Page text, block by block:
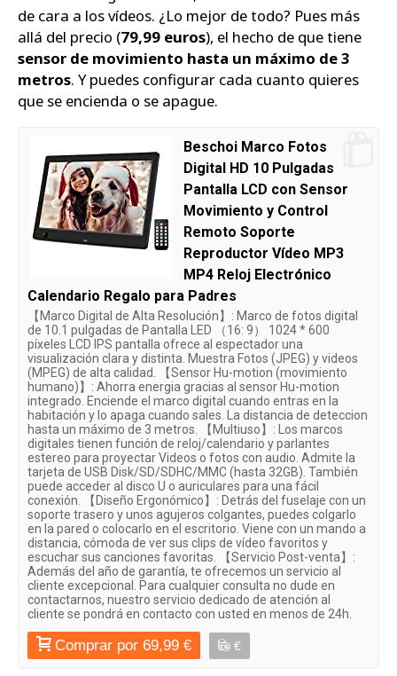
de cara a los vídeos. ¿Lo mejor de todo? Pues más
allá del precio (79,99 euros), el hecho de que tiene
sensor de movimiento hasta un máximo de 3
metros. Y puedes configurar cada cuanto quieres
que se encienda o se apague.
Beschoi Marco Fotos
Digital HD 10 Pulgadas
Pantalla LCD con Sensor
Movimiento y Control
Remoto Soporte
Reproductor Vídeo MP3
MP4 Reloj Electrónico
Calendario Regalo para Padres
【Marco Digital de Alta Resolución】: Marco de fotos digital
de 10.1 pulgadas de Pantalla LED （16: 9） 1024 * 600
píxeles LCD IPS pantalla ofrece al espectador una
visualización clara y distinta. Muestra Fotos (JPEG) y videos
(MPEG) de alta calidad. 【Sensor Hu-motion (movimiento
humano)】: Ahorra energia gracias al sensor Hu-motion
integrado. Enciende el marco digital cuando entras en la
habitación y lo apaga cuando sales. La distancia de deteccion
hasta un máximo de 3 metros. 【Multiuso】: Los marcos
digitales tienen función de reloj/calendario y parlantes
estereo para proyectar Videos o fotos con audio. Admite la
tarjeta de USB Disk/SD/SDHC/MMC (hasta 32GB). También
puede acceder al disco U o auriculares para una fácil
conexión. 【Diseño Ergonómico】: Detrás del fuselaje con un
soporte trasero y unos agujeros colgantes, puedes colgarlo
en la pared o colocarlo en el escritorio. Viene con un mando a
distancia, cómoda de ver sus clips de vídeo favoritos y
escuchar sus canciones favoritas. 【Servicio Post-venta】:
Además del año de garantía, te ofrecemos un servicio al
cliente excepcional. Para cualquier consulta no dude en
contactarnos, nuestro servicio dedicado de atención al
cliente se pondrá en contacto con usted en menos de 24h.
Comprar por 69,99 € €